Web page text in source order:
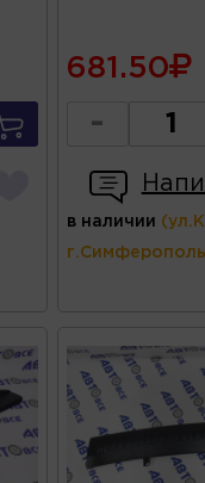
681.50
-
в наличии